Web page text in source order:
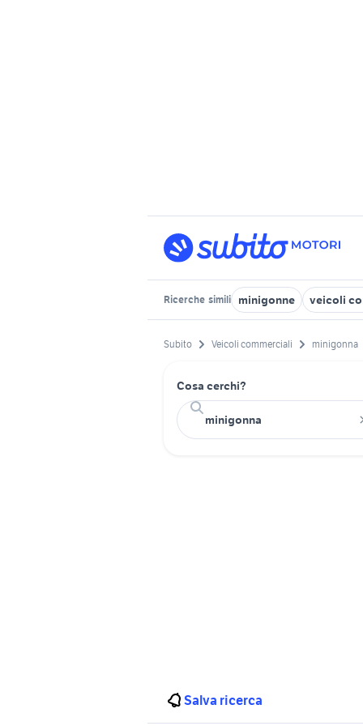
Ricerche simili minigonne veicoli
Subito Veicoli commerciali minigonna
Cosa cerchi?
Salva ricerca